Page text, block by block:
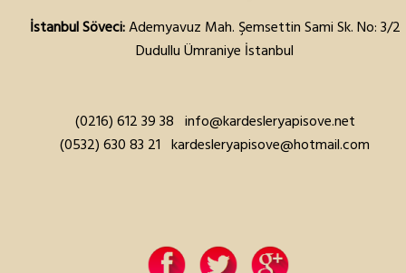
İstanbul Söveci:Ademyavuz Mah. Şemsettin Sami Sk. No: 3/2
Dudullu Ümraniye İstanbul
(0216) 612 39 38 info@kardesleryapisove.net
(0532) 630 83 21 kardesleryapisove@hotmail.com